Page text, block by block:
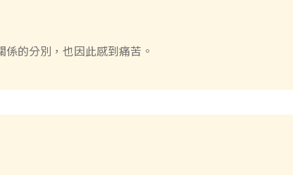
的分別，也因此感到痛苦。